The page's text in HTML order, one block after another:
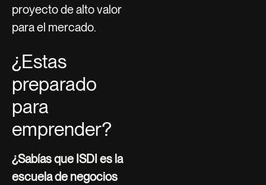
proyecto de alto valor
para el mercado.
¿Estas
preparado
para
emprender?
¿Sabías que ISDI es la
escuela de negocios